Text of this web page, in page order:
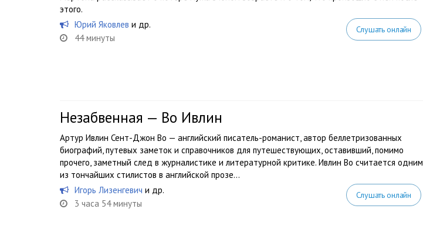
этого.
Юрий Яковлев и др.
44 минуты
Слушать онлайн
Незабвенная — Во Ивлин
Артур Ивлин Сент-Джон Во — английский писатель-романист, автор беллетризованных
биографий, путевых заметок и справочников для путешествующих, оставивший, помимо
прочего, заметный след в журналистике и литературной критике. Ивлин Во считается одним
из тончайших стилистов в английской прозе...
Игорь Лизенгевич и др.
3 часа 54 минуты
Слушать онлайн